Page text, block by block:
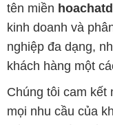
tên miền
kinh doanh và
nghiệp đa dạng,
khách hàng một
Chúng tôi cam kết
mọi nhu cầu của